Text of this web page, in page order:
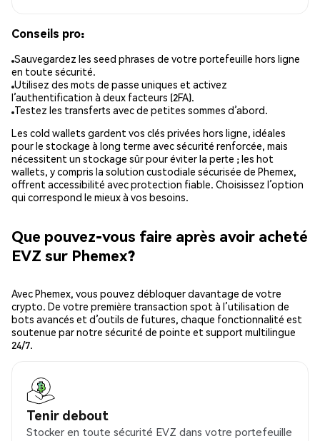
Conseils pro:
Sauvegardez les seed phrases de votre portefeuille hors ligne
en toute sécurité.
Utilisez des mots de passe uniques et activez
l’authentification à deux facteurs (2FA).
Testez les transferts avec de petites sommes d’abord.
Les cold wallets gardent vos clés privées hors ligne, idéales
pour le stockage à long terme avec sécurité renforcée, mais
nécessitent un stockage sûr pour éviter la perte ; les hot
wallets, y compris la solution custodiale sécurisée de Phemex,
offrent accessibilité avec protection fiable. Choisissez l’option
qui correspond le mieux à vos besoins.
Que pouvez-vous faire après avoir acheté
EVZ sur Phemex?
Avec Phemex, vous pouvez débloquer davantage de votre
crypto. De votre première transaction spot à l’utilisation de
bots avancés et d’outils de futures, chaque fonctionnalité est
soutenue par notre sécurité de pointe et support multilingue
24/7.
Tenir debout
Stocker en toute sécurité EVZ dans votre portefeuille